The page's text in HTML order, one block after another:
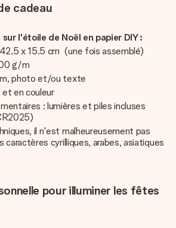
cadeau
l'étoile de Noël en papier DIY :
x 15.5 cm (une fois assemblé)
g/m
photo et/ou texte
en couleur
: lumières et piles incluses
il n'est malheureusement pas
caractères cyrilliques, arabes, asiatiques
pour illuminer les fêtes